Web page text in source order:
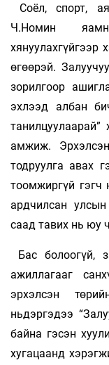
Соёл, спорт,
Ч.Номин
өгөөрэй.
зорилгоор
эхлээд албан
амжиж.
тодруулга авах
тоомжиргүй гэгч
ардчилсан
саад тавих нь юу
Бас болоогүй,
ажиллагааг
эрхэлсэн
ньдэргэдээ
байна гэсэн
хугацаанд